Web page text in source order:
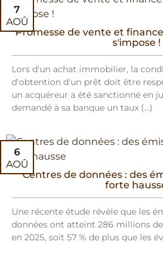
Promesse de vente et
s'impose !
7
AOÛ
Lors d'un achat immobilier, la
d'obtention d'un prêt doit être
un acquéreur a été sanctionné en
demandé à sa banque un taux (...)
Centres de données : des
forte
6
AOÛ
Une récente étude révèle que les
données ont atteint 286 millions
en 2025, soit 57 % de plus que les